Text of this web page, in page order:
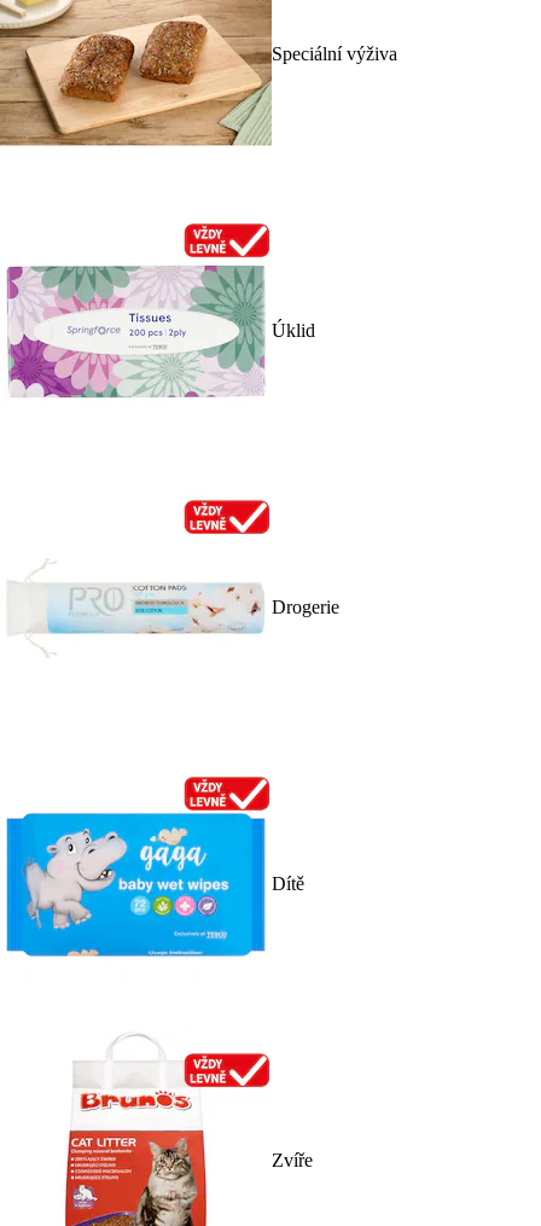
Speciální výživa
Úklid
Drogerie
Dítě
Zvíře